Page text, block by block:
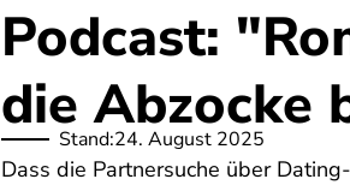
Podcast:
die Abzocke
Stand:24. August 2025
Dass die Partnersuche über